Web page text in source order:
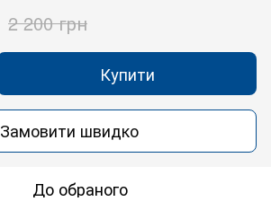
2 200 грн
Купити
Замовити швидко
До обраного